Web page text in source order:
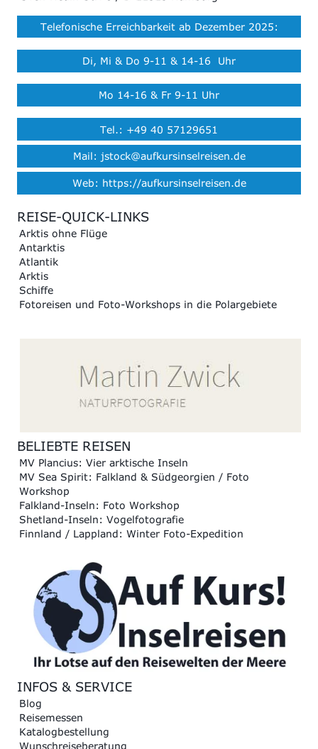
Telefonische Erreichbarkeit ab Dezember 2025:
Di, Mi & Do 9-11 & 14-16 Uhr
Mo 14-16 & Fr 9-11 Uhr
Tel.: +49 40 57129651
Mail: jstock@aufkursinselreisen.de
Web: https://aufkursinselreisen.de
REISE-QUICK-LINKS
Arktis ohne Flüge
Antarktis
Atlantik
Arktis
Schiffe
Fotoreisen und Foto-Workshops in die Polargebiete
BELIEBTE REISEN
MV Plancius: Vier arktische Inseln
MV Sea Spirit: Falkland & Südgeorgien / Foto
Workshop
Falkland-Inseln: Foto Workshop
Shetland-Inseln: Vogelfotografie
Finnland / Lappland: Winter Foto-Expedition
INFOS & SERVICE
Blog
Reisemessen
Katalogbestellung
Wunschreiseberatung